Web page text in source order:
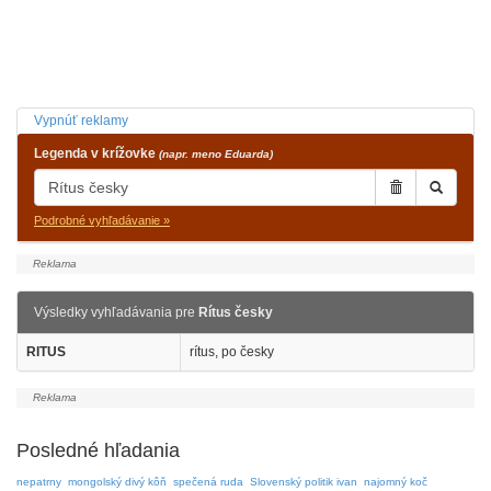
Vypnúť reklamy
Legenda v krížovke (napr. meno Eduarda)
Podrobné vyhľadávanie »
Výsledky vyhľadávania pre Rítus česky
RITUS rítus, po česky
Posledné hľadania
nepatrny mongolský divý kôň spečená ruda Slovenský politik ivan najomný koč